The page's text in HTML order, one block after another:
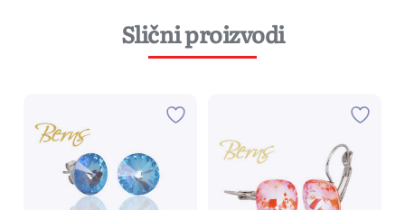
Slični proizvodi